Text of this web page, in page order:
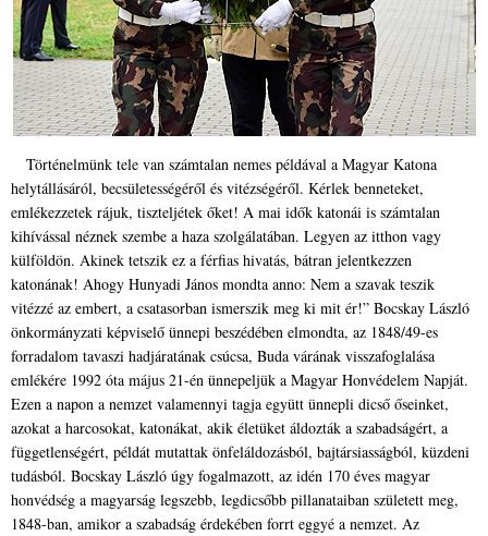
Történelmünk tele van számtalan nemes példával a Magyar Katona
helytállásáról, becsületességéről és vitézségéről. Kérlek benneteket,
emlékezzetek rájuk, tiszteljétek őket! A mai idők katonái is számtalan
kihívással néznek szembe a haza szolgálatában. Legyen az itthon vagy
külföldön. Akinek tetszik ez a férfias hivatás, bátran jelentkezzen
katonának! Ahogy Hunyadi János mondta anno: Nem a szavak teszik
vitézzé az embert, a csatasorban ismerszik meg ki mit ér!” Bocskay László
önkormányzati képviselő ünnepi beszédében elmondta, az 1848/49-es
forradalom tavaszi hadjáratának csúcsa, Buda várának visszafoglalása
emlékére 1992 óta május 21-én ünnepeljük a Magyar Honvédelem Napját.
Ezen a napon a nemzet valamennyi tagja együtt ünnepli dicső őseinket,
azokat a harcosokat, katonákat, akik életüket áldozták a szabadságért, a
függetlenségért, példát mutattak önfeláldozásból, bajtársiasságból, küzdeni
tudásból. Bocskay László úgy fogalmazott, az idén 170 éves magyar
honvédség a magyarság legszebb, legdicsőbb pillanataiban született meg,
1848-ban, amikor a szabadság érdekében forrt eggyé a nemzet. Az